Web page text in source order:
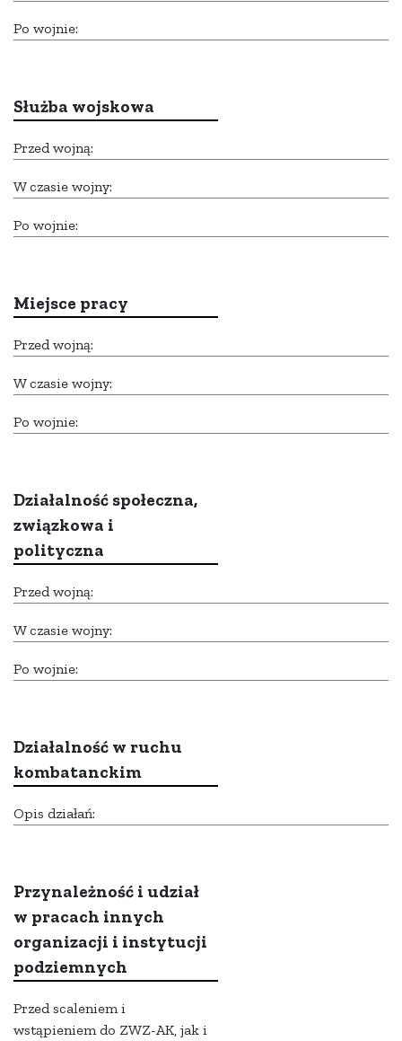
Po wojnie:
Służba wojskowa
Przed wojną:
W czasie wojny:
Po wojnie:
Miejsce pracy
Przed wojną:
W czasie wojny:
Po wojnie:
Działalność społeczna,
związkowa i
polityczna
Przed wojną:
W czasie wojny:
Po wojnie:
Działalność w ruchu
kombatanckim
Opis działań:
Przynależność i udział
w pracach innych
organizacji i instytucji
podziemnych
Przed scaleniem i
wstąpieniem do ZWZ-AK, jak i